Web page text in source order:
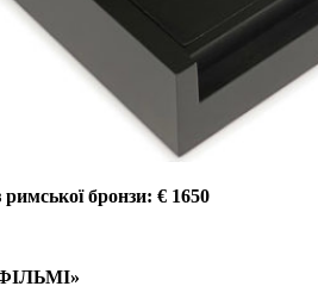
бронзи: € 1650